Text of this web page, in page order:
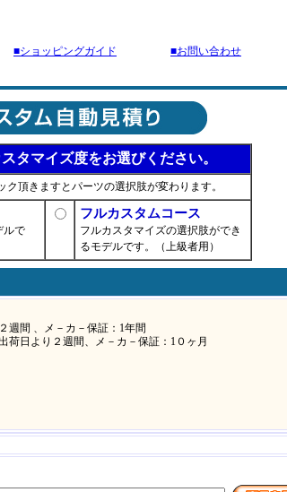
■ショッピングガイド ■お問い合わせ
タマイズ度をお選びください。
頂きますとパーツの選択肢が変わります。
ルで
フルカスタムコース
フルカスタマイズの選択肢ができ
るモデルです。（上級者用）
週間 、メ－カ－保証：1年間
荷日より２週間、メ－カ－保証：1０ヶ月